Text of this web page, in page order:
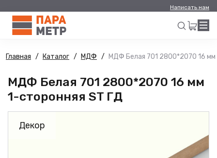
Написать нам
Искать
Главная Каталог МДФ МДФ Белая 701 2800*2070 16 мм
МДФ Белая 701 2800*2070 16 мм
1-сторонняя ST ГД
Декор